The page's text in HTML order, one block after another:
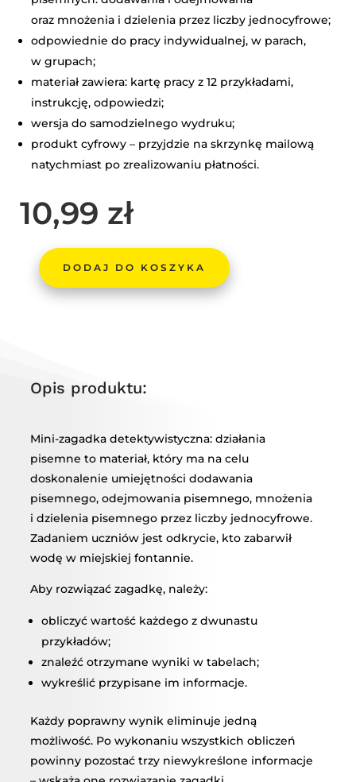
oraz mnożenia i dzielenia przez liczby jednocyfrowe;
odpowiednie do pracy indywidualnej, w parach,
w grupach;
materiał zawiera: kartę pracy z 12 przykładami,
instrukcję, odpowiedzi;
wersja do samodzielnego wydruku;
produkt cyfrowy – przyjdzie na skrzynkę mailową
natychmiast po zrealizowaniu płatności.
10,99 zł
ILOŚĆ
MINI-
PISEMNE
DODAJ DO KOSZYKA
Opis produktu:
Mini-zagadka detektywistyczna: działania
pisemne to materiał, który ma na celu
doskonalenie umiejętności dodawania
pisemnego, odejmowania pisemnego, mnożenia
i dzielenia pisemnego przez liczby jednocyfrowe.
Zadaniem uczniów jest odkrycie, kto zabarwił
wodę w miejskiej fontannie.
Aby rozwiązać zagadkę, należy:
obliczyć wartość każdego z dwunastu
przykładów;
znaleźć otrzymane wyniki w tabelach;
wykreślić przypisane im informacje.
Każdy poprawny wynik eliminuje jedną
możliwość. Po wykonaniu wszystkich obliczeń
powinny pozostać trzy niewykreślone informacje